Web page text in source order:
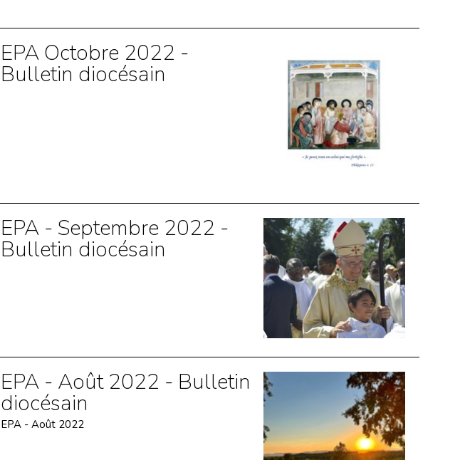
EPA Octobre 2022 -
Bulletin diocésain
EPA - Septembre 2022 -
Bulletin diocésain
EPA - Août 2022 - Bulletin
diocésain
EPA - Août 2022